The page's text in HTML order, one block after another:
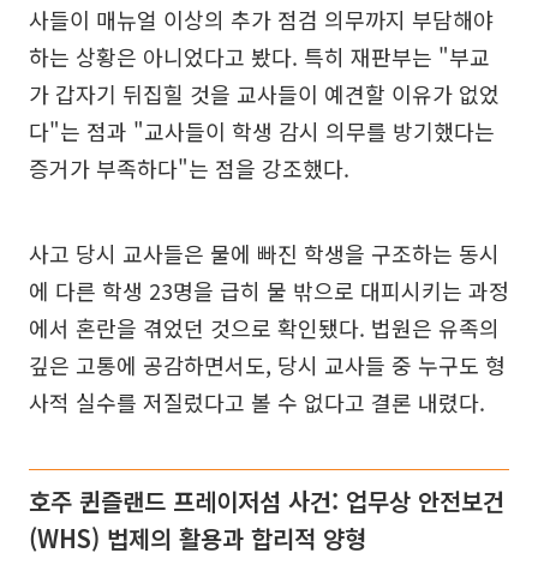
사들이 매뉴얼 이상의 추가 점검 의무까지 부담해야
하는 상황은 아니었다고 봤다. 특히 재판부는 "부교
가 갑자기 뒤집힐 것을 교사들이 예견할 이유가 없었
다"는 점과 "교사들이 학생 감시 의무를 방기했다는
증거가 부족하다"는 점을 강조했다.
사고 당시 교사들은 물에 빠진 학생을 구조하는 동시
에 다른 학생 23명을 급히 물 밖으로 대피시키는 과정
에서 혼란을 겪었던 것으로 확인됐다. 법원은 유족의
깊은 고통에 공감하면서도, 당시 교사들 중 누구도 형
사적 실수를 저질렀다고 볼 수 없다고 결론 내렸다.
호주 퀸즐랜드 프레이저섬 사건: 업무상 안전보건
(WHS) 법제의 활용과 합리적 양형